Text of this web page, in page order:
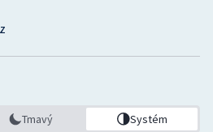
Tmavý Systém